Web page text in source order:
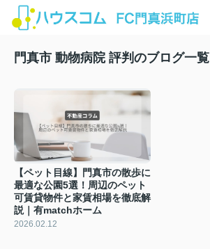
門真市 動物病院 評判のブログ一覧
【ペット目線】門真市の散歩に
最適な公園5選！周辺のペット
可賃貸物件と家賃相場を徹底解
説｜有matchホーム
2026.02.12